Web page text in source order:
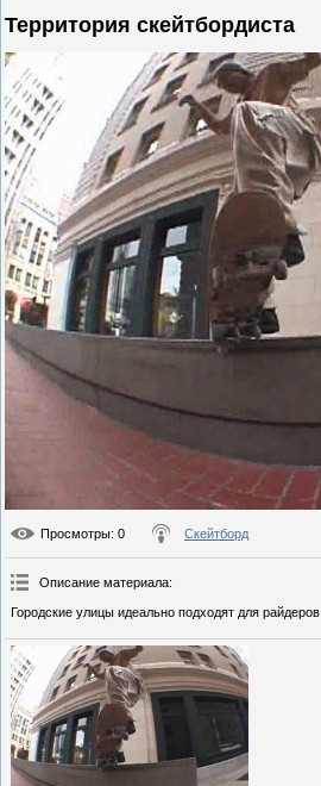
Территория скейтбордиста
Просмотры: 0 Скейтборд
Описание материала:
Городские улицы идеально подходят для райдеров.